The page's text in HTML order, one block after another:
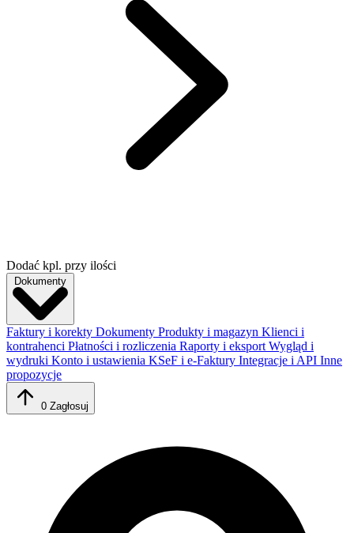
Dodać kpl. przy ilości
Dokumenty
Faktury i korekty Dokumenty Produkty i magazyn Klienci i
kontrahenci Płatności i rozliczenia Raporty i eksport Wygląd i
wydruki Konto i ustawienia KSeF i e-Faktury Integracje i API Inne
propozycje
0 Zagłosuj